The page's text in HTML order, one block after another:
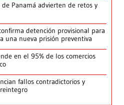
Panamá advierten de retos y
detención provisional para
una nueva prisión preventiva
en el 95% de los comercios
fallos contradictorios y